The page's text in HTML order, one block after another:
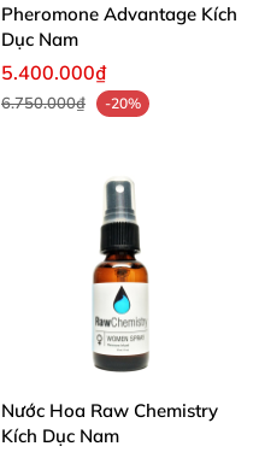
Pheromone Advantage Kích
Dục Nam
5.400.000₫
6.750.000₫ -20%
Nước Hoa Raw Chemistry
Kích Dục Nam